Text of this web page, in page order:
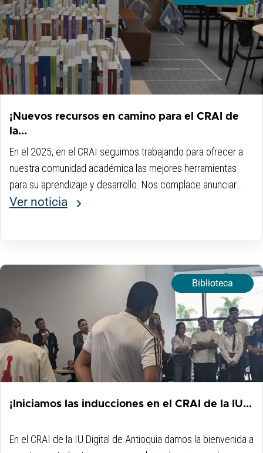
¡Nuevos recursos en camino para el CRAI de
la...
En el 2025, en el CRAI seguimos trabajando para ofrecer a
nuestra comunidad académica las mejores herramientas
para su aprendizaje y desarrollo. Nos complace anunciar
que estamos en proceso de adquirir dos importantes
Ver noticia
Biblioteca
¡Iniciamos las inducciones en el CRAI de la IU...
En el CRAI de la IU Digital de Antioquia damos la bienvenida a